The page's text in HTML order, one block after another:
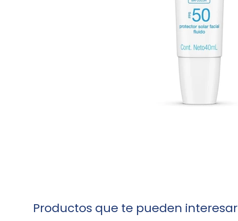
Productos que te pueden interesar